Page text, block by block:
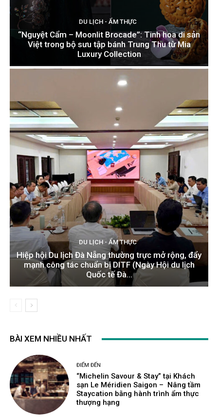
DU LỊCH - ẨM THỰC
“Nguyệt Cẩm – Moonlit Brocade”: Tinh hoa di sản
Việt trong bộ sưu tập bánh Trung Thu từ Mia
Luxury Collection
DU LỊCH - ẨM THỰC
Hiệp hội Du lịch Đà Nẵng thường trực mở rộng, đẩy
mạnh công tác chuẩn bị DITF (Ngày Hội du lịch
Quốc tế Đà...
BÀI XEM NHIỀU NHẤT
ĐIỂM ĐẾN
“Michelin Savour & Stay” tại Khách
sạn Le Méridien Saigon – Nâng tầm
Staycation bằng hành trình ẩm thực
thượng hạng